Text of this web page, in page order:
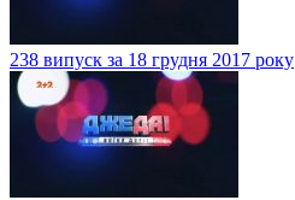
238 випуск за 18 грудня 2017 року